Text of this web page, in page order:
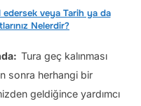
veya Tarih ya da
Nelerdir?
Tura geç kalınması
sonra herhangi bir
geldiğince yardımcı